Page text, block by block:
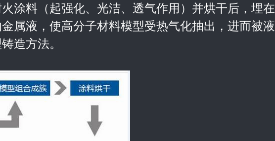
涂料（起强化、光洁、透气作用）并烘干后，埋
属液，使高分子材料模型受热气化抽出，进而被
造方法。